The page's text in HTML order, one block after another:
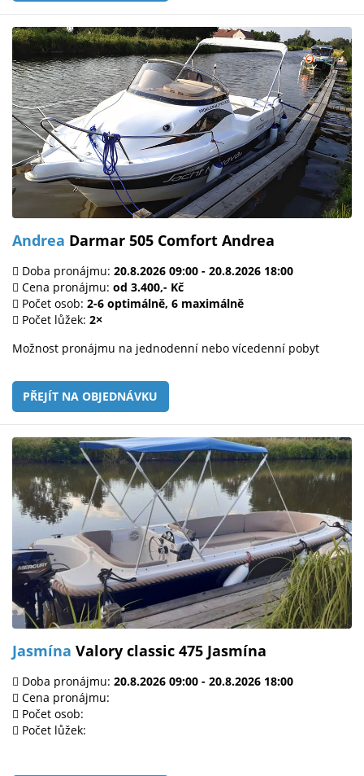
Andrea Darmar 505 Comfort Andrea
Doba pronájmu: 20.8.2026 09:00 - 20.8.2026 18:00
Cena pronájmu: od 3.400,- Kč
Počet osob: 2-6 optimálně, 6 maximálně
Počet lůžek: 2×
Možnost pronájmu na jednodenní nebo vícedenní pobyt
PŘEJÍT NA OBJEDNÁVKU
Jasmína Valory classic 475 Jasmína
Doba pronájmu: 20.8.2026 09:00 - 20.8.2026 18:00
Cena pronájmu:
Počet osob:
Počet lůžek: